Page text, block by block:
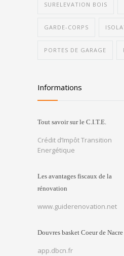
SURELEVATION BOIS
GARDE-CORPS
PORTES DE GARAGE
Informations
Tout savoir sur le C.I.T.E.
Crédit d’Impôt Transition
Energétique
Les avantages fiscaux de la
rénovation
www.guiderenovation.net
Douvres basket Coeur de Nacre
app.dbcn.fr